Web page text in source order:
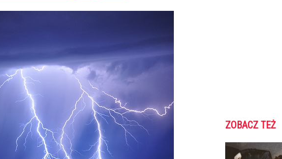
ZOBACZ TEŻ